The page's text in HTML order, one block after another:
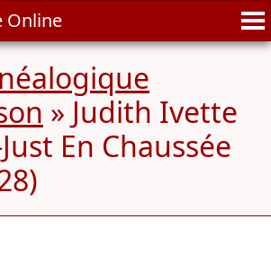
Online
» Judith Ivette
En Chaussée